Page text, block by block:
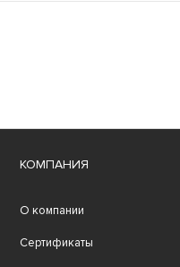
КОМПАНИЯ
О компании
Сертификаты